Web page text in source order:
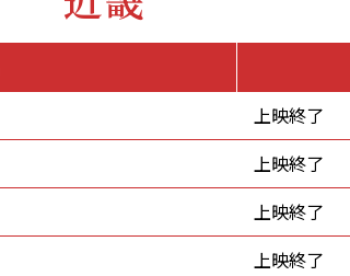
上映終了
上映終了
上映終了
上映終了